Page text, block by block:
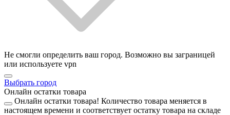
Не смогли определить ваш город. Возможно вы заграницей
или используете vpn
Выбрать город
Онлайн остатки товара
Онлайн остатки товара! Количество товара меняется в
настоящем времени и соответствует остатку товара на складе